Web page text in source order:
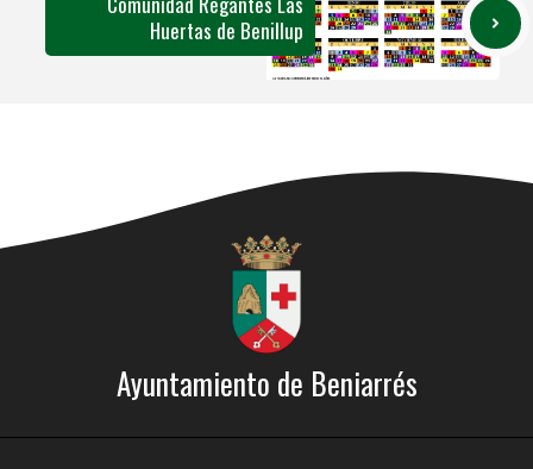
Huertas de Benillup
Ayuntamiento de Beniarrés